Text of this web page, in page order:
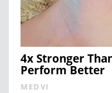
4x Stronger
Perform Better
MEDVI